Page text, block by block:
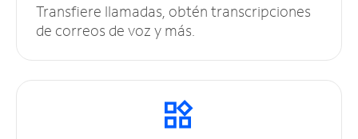
Transfiere llamadas, obtén transcripciones
de correos de voz y más.